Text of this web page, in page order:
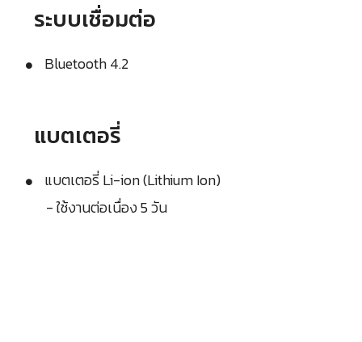
ระบบเชื่อมต่อ
Bluetooth 4.2
แบตเตอรี่
แบตเตอรี่ Li-ion (Lithium Ion)
- ใช้งานต่อเนื่อง 5 วัน